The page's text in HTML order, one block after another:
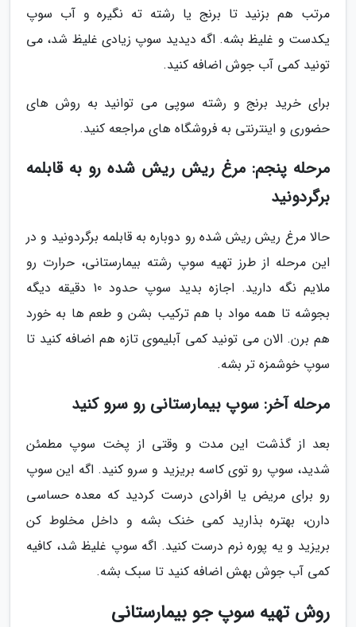
مرتب هم بزنید تا برنج یا رشته ته نگیره و آب سوپ
یکدست و غلیظ بشه. اگه دیدید سوپ زیادی غلیظ شد، می
تونید کمی آب جوش اضافه کنید.
برای خرید برنج و رشته سوپی می توانید به روش های
حضوری و اینترنتی به فروشگاه های مراجعه کنید.
مرحله پنجم: مرغ ریش ریش شده رو به قابلمه
برگردونید
حالا مرغ ریش ریش شده رو دوباره به قابلمه برگردونید و در
این مرحله از طرز تهیه سوپ رشته بیمارستانی، حرارت رو
ملایم نگه دارید. اجازه بدید سوپ حدود 10 دقیقه دیگه
بجوشه تا همه مواد با هم ترکیب بشن و طعم ها به خورد
هم برن. الان می تونید کمی آبلیموی تازه هم اضافه کنید تا
سوپ خوشمزه تر بشه.
مرحله آخر: سوپ بیمارستانی رو سرو کنید
بعد از گذشت این مدت و وقتی از پخت سوپ مطمئن
شدید، سوپ رو توی کاسه بریزید و سرو کنید. اگه این سوپ
رو برای مریض یا افرادی درست کردید که معده حساسی
دارن، بهتره بذارید کمی خنک بشه و داخل مخلوط کن
بریزید و یه پوره نرم درست کنید. اگه سوپ غلیظ شد، کافیه
کمی آب جوش بهش اضافه کنید تا سبک بشه.
روش تهیه سوپ جو بیمارستانی